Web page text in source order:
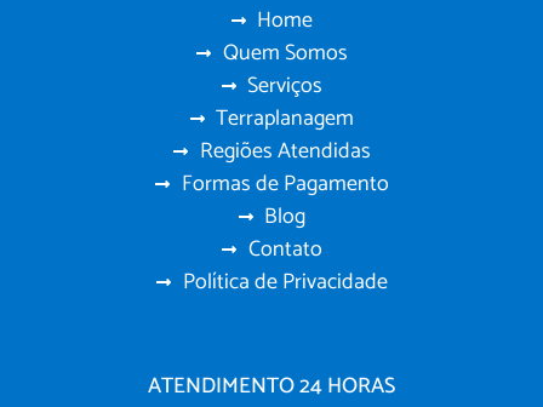
Home
Quem Somos
Serviços
Terraplanagem
Regiões Atendidas
Formas de Pagamento
Blog
Contato
Política de Privacidade
ATENDIMENTO 24 HORAS